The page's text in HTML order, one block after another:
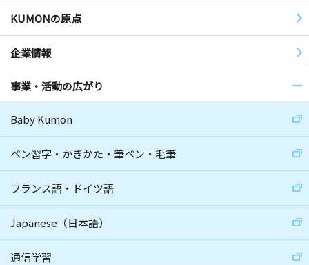
KUMONの原点
企業情報
事業・活動の広がり
Baby Kumon
ペン習字・かきかた・筆ペン・毛筆
フランス語・ドイツ語
Japanese（日本語）
通信学習